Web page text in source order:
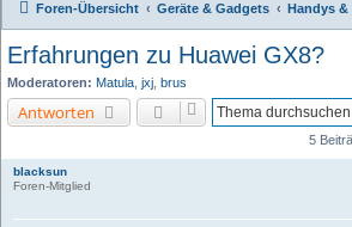
Foren-Übersicht Geräte & Gadgets Handys &
Erfahrungen zu Huawei GX8?
Moderatoren: Matula jxj brus
Antworten
5
blacksun
Foren-Mitglied